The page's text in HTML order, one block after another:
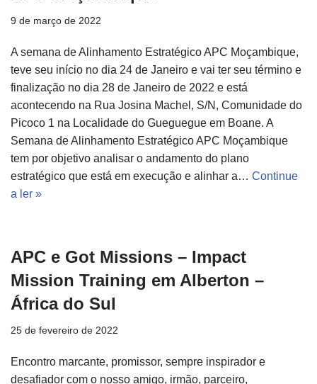
9 de março de 2022
A semana de Alinhamento Estratégico APC Moçambique,
teve seu início no dia 24 de Janeiro e vai ter seu término e
finalização no dia 28 de Janeiro de 2022 e está
acontecendo na Rua Josina Machel, S/N, Comunidade do
Picoco 1 na Localidade do Gueguegue em Boane. A
Semana de Alinhamento Estratégico APC Moçambique
tem por objetivo analisar o andamento do plano
estratégico que está em execução e alinhar a… Continue
a ler »
APC e Got Missions – Impact
Mission Training em Alberton –
África do Sul
25 de fevereiro de 2022
Encontro marcante, promissor, sempre inspirador e
desafiador com o nosso amigo, irmão, parceiro,